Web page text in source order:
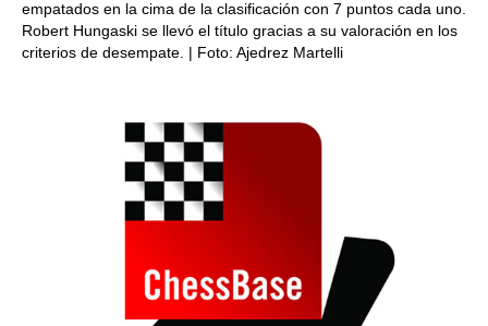
empatados en la cima de la clasificación con 7 puntos cada uno.
Robert Hungaski se llevó el título gracias a su valoración en los
criterios de desempate. | Foto: Ajedrez Martelli